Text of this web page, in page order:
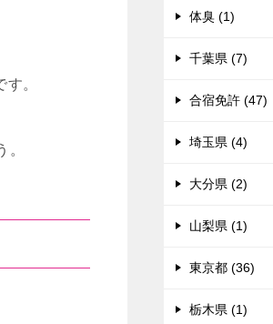
。
体臭 (1)
千葉県 (7)
合宿免許 (47)
埼玉県 (4)
大分県 (2)
山梨県 (1)
東京都 (36)
栃木県 (1)